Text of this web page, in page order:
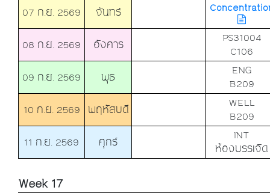
07 ก.ย. 2569
จันทร์
08 ก.ย. 2569 อังคาร
PS31004
C106
09 ก.ย. 2569
พุธ
ENG
B209
10 ก.ย. 2569
พฤหัสบดี
WELL
B209
11 ก.ย. 2569
ศุกร์
INT
ห้องบรรเจิด
Week 17